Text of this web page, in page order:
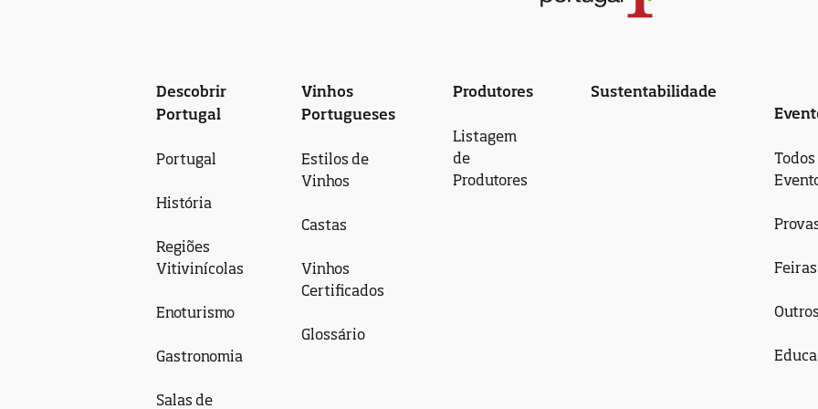
Descobrir
Portugal
Portugal
História
Regiões
Vitivinícolas
Enoturismo
Gastronomia
Salas de
Vinhos
Portugueses
Estilos de
Vinhos
Castas
Vinhos
Certificados
Glossário
Produtores
Listagem
de
Produtores
Sustentabilidade
Todos
Feiras